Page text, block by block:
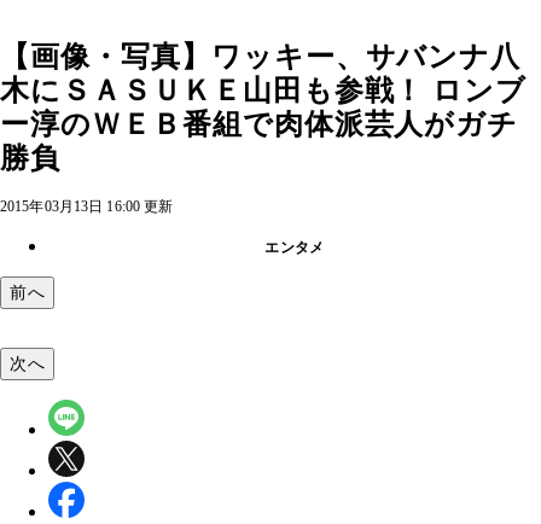
【画像・写真】ワッキー、サバンナ八
木にＳＡＳＵＫＥ山田も参戦！ ロンブ
ー淳のＷＥＢ番組で肉体派芸人がガチ
勝負
2015年03月13日 16:00 更新
エンタメ
前へ
次へ